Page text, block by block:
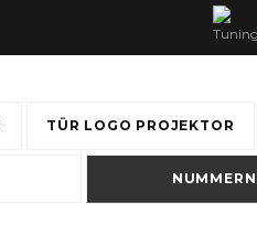
TÜR LOGO PROJEKTOR